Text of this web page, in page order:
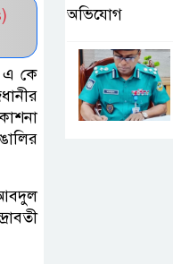
এ কে
আবদুল
অভিযোগ